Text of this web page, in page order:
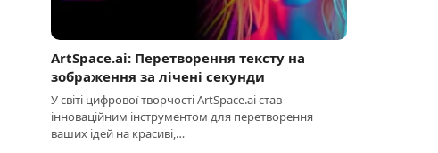
ArtSpace.ai: Перетворення тексту на
зображення за лічені секунди
У світі цифрової творчості ArtSpace.ai став
інноваційним інструментом для перетворення
ваших ідей на красиві,…